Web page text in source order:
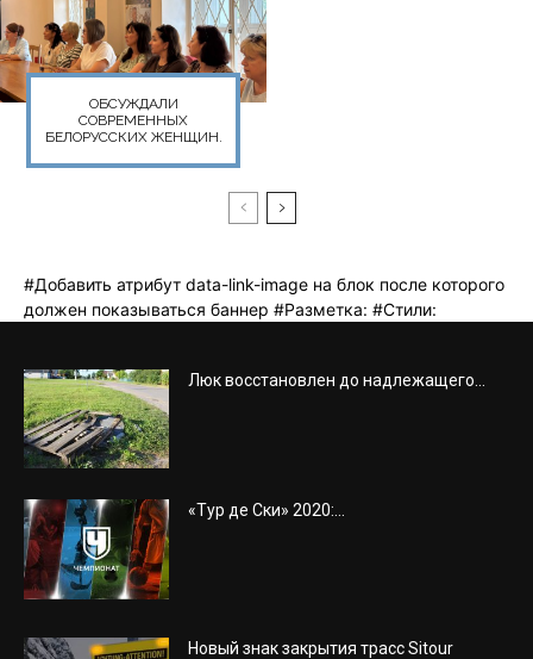
Люк восстановлен до надлежащего...
«Тур де Ски» 2020:...
Новый знак закрытия трасс Sitour